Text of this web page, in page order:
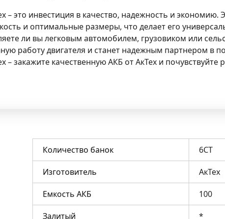
– это инвестиция в качество, надежность и экономию.
и оптимальные размеры, что делает его
ли вы легковым автомобилем, грузовиком или
работу двигателя и станет надежным партнером в
– закажите качественную АКБ от АкТех и почувствуйте
Количество банок 6СТ
Изготовитель АкТех
Емкость АКБ 100
Залитый *